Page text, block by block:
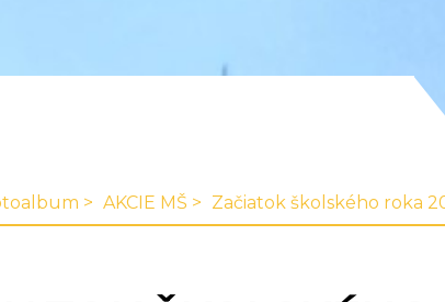
AKCIE MŠ Začiatok školského roka